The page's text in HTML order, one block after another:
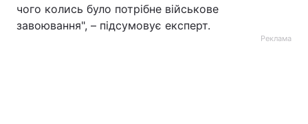
чого колись було потрібне військове
завоювання", – підсумовує експерт.
Реклама